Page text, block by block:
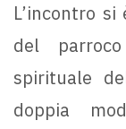
L’incontro
del
spirituale
doppia